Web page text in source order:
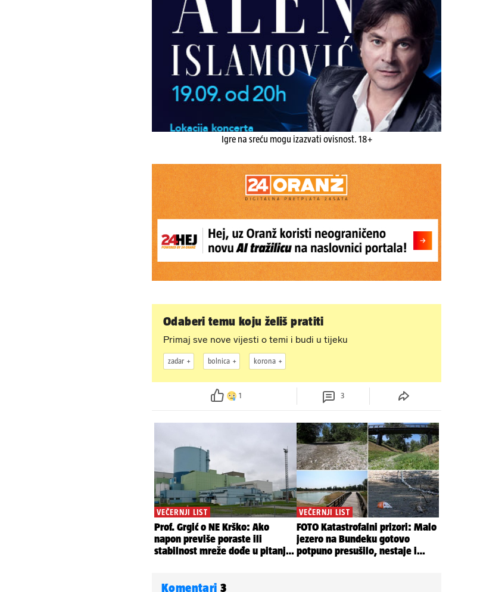
Igre na sreću mogu izazvati ovisnost. 18+
Odaberi temu koju želiš pratiti
Primaj sve nove vijesti o temi i budi u tijeku
zadar bolnica korona
1 3
Komentari 3